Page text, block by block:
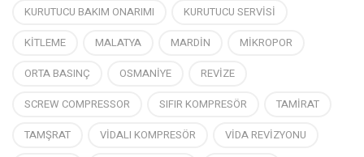
KURUTUCU BAKIM ONARIMI
KURUTUCU SERVİSİ
KİTLEME
MALATYA MARDİN
MİKROPOR
ORTA BASINÇ
OSMANİYE
REVİZE
SCREW COMPRESSOR
SIFIR KOMPRESÖR
TAMİRAT
TAMŞRAT
VİDALI KOMPRESÖR
VİDA REVİZYONU